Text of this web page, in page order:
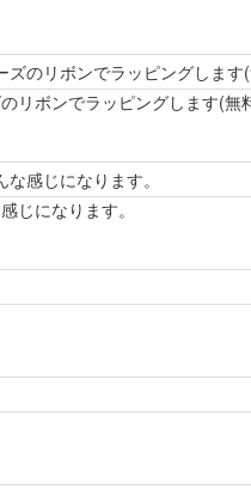
リボンでラッピングします(無
じになります。